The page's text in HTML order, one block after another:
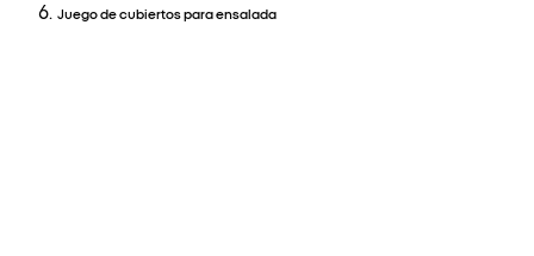
Juego de cubiertos para ensalada